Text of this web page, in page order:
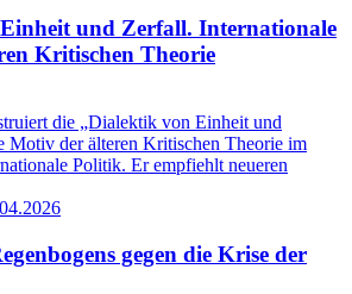
und Zerfall. Internationale
Kritischen Theorie
die „Dialektik von Einheit und
Motiv der älteren Kritischen Theorie im
Politik. Er empfiehlt neueren
gegen die Krise der